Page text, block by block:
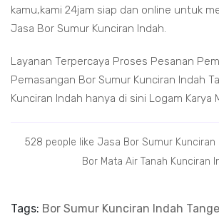
kamu,kami 24jam siap dan online untuk
Jasa Bor Sumur Kunciran Indah.
Layanan Terpercaya Proses Pesanan
Pemasangan Bor Sumur Kunciran Indah
Kunciran Indah hanya di sini Logam Karya
528 people like Jasa Bor Sumur Kunciran
Bor Mata Air Tanah Kunciran
Tags: Bor Sumur Kunciran Indah